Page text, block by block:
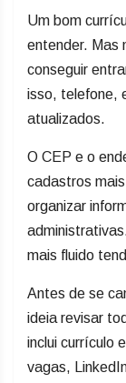
Um bom
entender. Mas
conseguir
isso, telefone,
atualizados.
O CEP e o
cadastros
organizar
mais fluido
Antes de se
ideia revisar
inclui currículo
vagas,